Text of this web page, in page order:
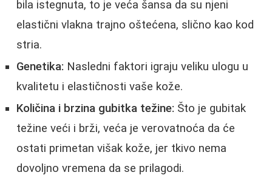
bila istegnuta, to je veća šansa da su njeni
elastični vlakna trajno oštećena, slično kao kod
stria.
Genetika: Nasledni faktori igraju veliku ulogu u
kvalitetu i elastičnosti vaše kože.
Količina i brzina gubitka težine: Što je gubitak
težine veći i brži, veća je verovatnoća da će
ostati primetan višak kože, jer tkivo nema
dovoljno vremena da se prilagodi.